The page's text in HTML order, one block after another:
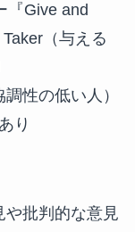
『Give and
（与える
性の低い人）
り
や批判的な意見